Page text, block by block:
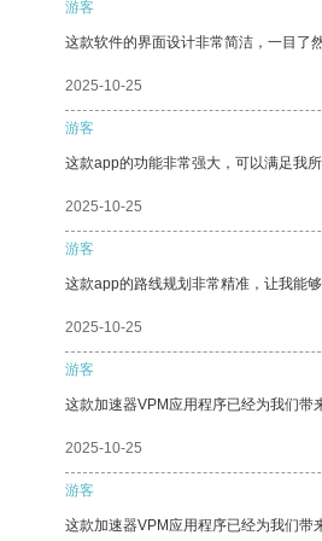
游客
这款软件的界面设计非常简洁，一目了然
2025-10-25
游客
这款app的功能非常强大，可以满足我
2025-10-25
游客
这款app的路线规划非常精准，让我能够
2025-10-25
游客
这款加速器VPM应用程序已经为我们带
2025-10-25
游客
这款加速器VPM应用程序已经为我们带